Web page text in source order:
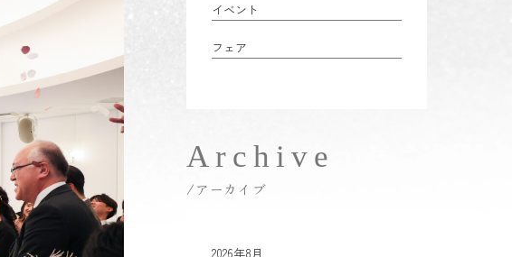
イベント
フェア
Archive
/アーカイブ
2026年8月